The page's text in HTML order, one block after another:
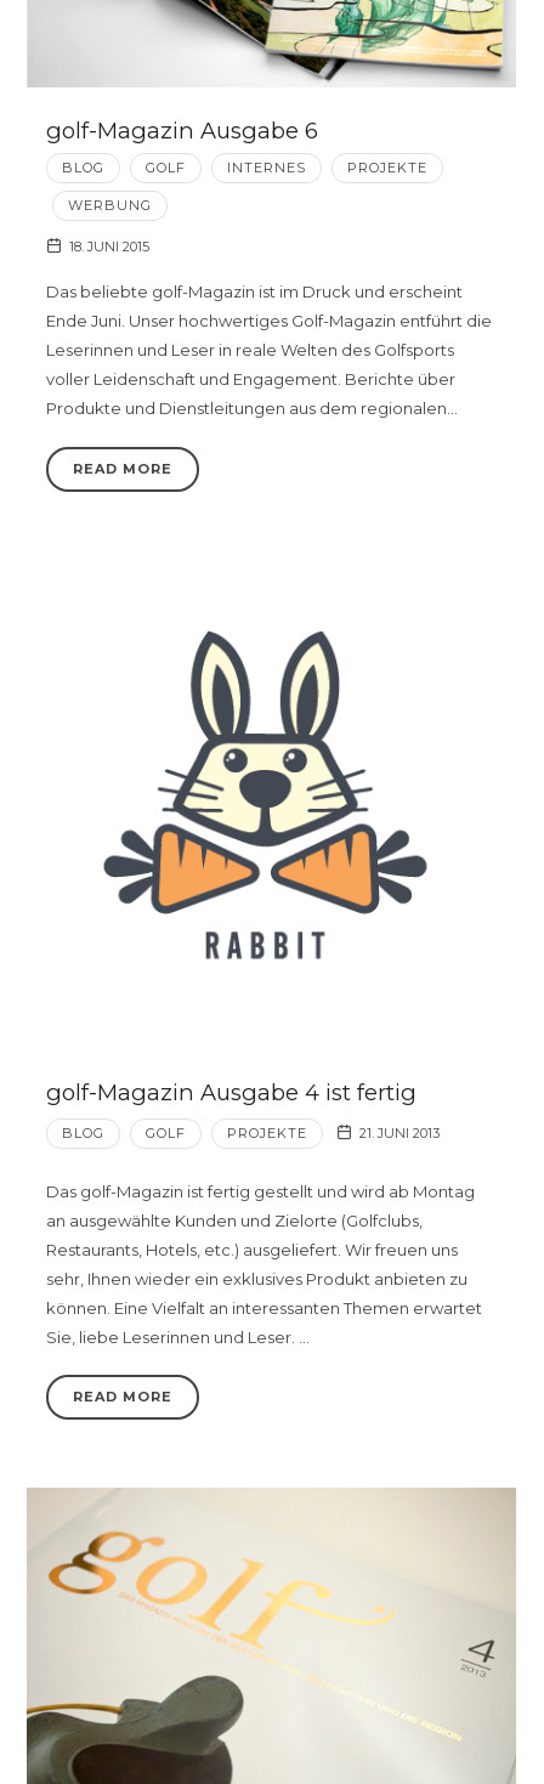
golf-Magazin Ausgabe 6
BLOG GOLF INTERNES PROJEKTE
WERBUNG
18. JUNI 2015
Das beliebte golf-Magazin ist im Druck und erscheint
Ende Juni. Unser hochwertiges Golf-Magazin entführt die
Leserinnen und Leser in reale Welten des Golfsports
voller Leidenschaft und Engagement. Berichte über
Produkte und Dienstleitungen aus dem regionalen…
READ MORE
golf-Magazin Ausgabe 4 ist fertig
BLOG GOLF PROJEKTE 21. JUNI 2013
Das golf-Magazin ist fertig gestellt und wird ab Montag
an ausgewählte Kunden und Zielorte (Golfclubs,
Restaurants, Hotels, etc.) ausgeliefert. Wir freuen uns
sehr, Ihnen wieder ein exklusives Produkt anbieten zu
können. Eine Vielfalt an interessanten Themen erwartet
Sie, liebe Leserinnen und Leser. …
READ MORE